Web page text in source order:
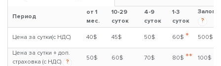
Период
от 1
мес.
10-29
суток
4-9
суток
1-3
суток
Залог
?
Цена за сутки(с НДС) 40$ 45$ 50$ 60$ * 500$
Цена за сутки + доп.
страховка (с НДС)
?
50$ 60$ 70$ 80$ ** 100$